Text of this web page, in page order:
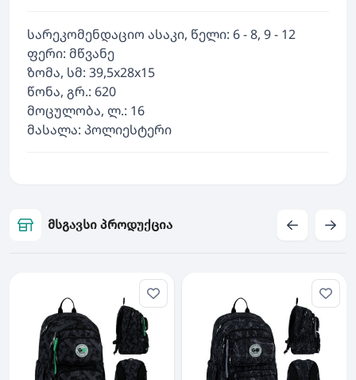
სარეკომენდაციო ასაკი, წელი: 6 - 8, 9 - 12
ფერი: მწვანე
ზომა, სმ: 39,5x28x15
წონა, გრ.: 620
მოცულობა, ლ.: 16
მასალა: პოლიესტერი
მსგავსი პროდუქცია